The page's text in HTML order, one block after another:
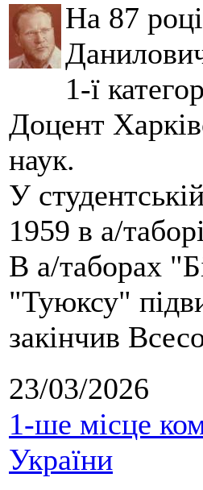
На 87
1-ї
Доцент
наук.
У
1959 в а/
В а/таборах
"Туюксу"
закінчив
23/03/2026
1-ше місце
України